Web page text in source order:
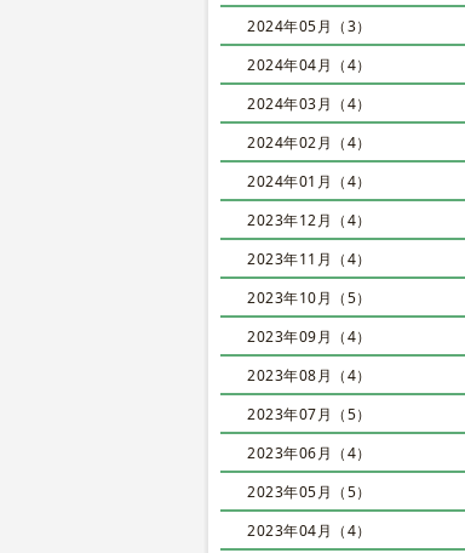
2024年05月（3）
2024年04月（4）
2024年03月（4）
2024年02月（4）
2024年01月（4）
2023年12月（4）
2023年11月（4）
2023年10月（5）
2023年09月（4）
2023年08月（4）
2023年07月（5）
2023年06月（4）
2023年05月（5）
2023年04月（4）